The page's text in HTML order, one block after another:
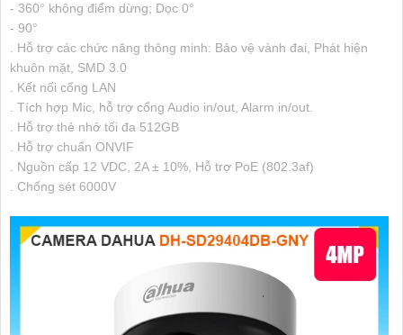
- 360° không điểm dừng; Dọc 0°
- 90°
. Hỗ trợ các chức năng thông minh: Bảo vệ vành đai, Phát hiện
khuôn mặt, SMD 3.0
. Kết nối cổng LAN
. Tích hợp Mic, hỗ trợ cổng Audio in/out, Alarm in/out.
. Hỗ trợ thẻ nhớ tối đa 512GB
. Hỗ trợ chuẩn ONVIF
. Nguồn cấp 12 VDC, 2A ± 10%, Hỗ trợ PoE (802.3af)
. Chống sét 6000V